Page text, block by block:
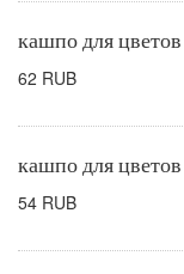
кашпо для цветов
62 RUB
кашпо для цветов
54 RUB